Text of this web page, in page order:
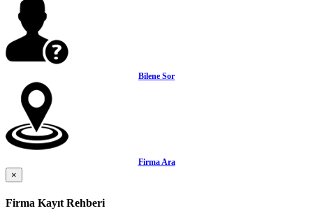
Bilene Sor
Firma Ara
×
Firma Kayıt Rehberi